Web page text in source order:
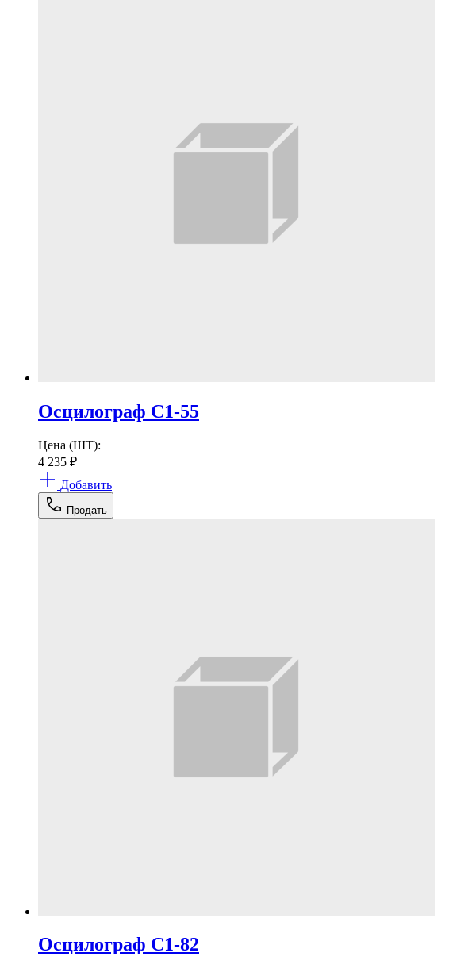
Осцилограф С1-55
Цена (ШТ):
4 235 ₽
Добавить
Продать
Осцилограф С1-82